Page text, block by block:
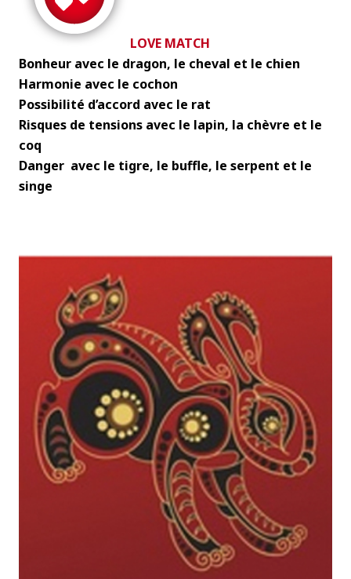
LOVE MATCH
Bonheur avec le dragon, le cheval et le chien
Harmonie avec le cochon
Possibilité d’accord avec le rat
Risques de tensions avec le lapin, la chèvre et le
coq
Danger avec le tigre, le buffle, le serpent et le
singe